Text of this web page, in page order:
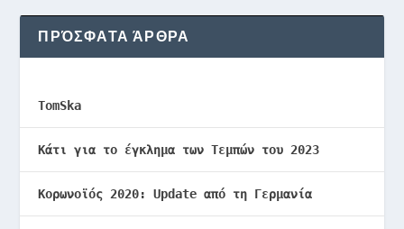
ΠΡΌΣΦΑΤΑ ΆΡΘΡΑ
TomSka
Κάτι για το έγκλημα των Τεμπών του 2023
Κορωνοϊός 2020: Update από τη Γερμανία